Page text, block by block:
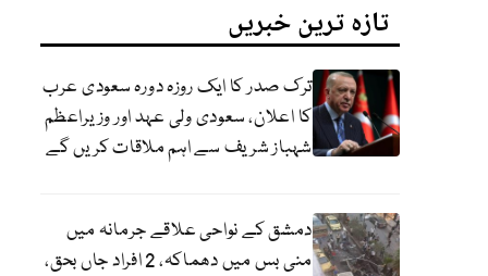
تازہ ترین خبریں
ترک صدر کا ایک روزہ دورہ سعودی عرب
کا اعلان، سعودی ولی عہد اور وزیراعظم
شہباز شریف سے اہم ملاقات کریں گے
دمشق کے نواحی علاقے جرمانہ میں
منی بس میں دھماکہ، 2 افراد جاں بحق،